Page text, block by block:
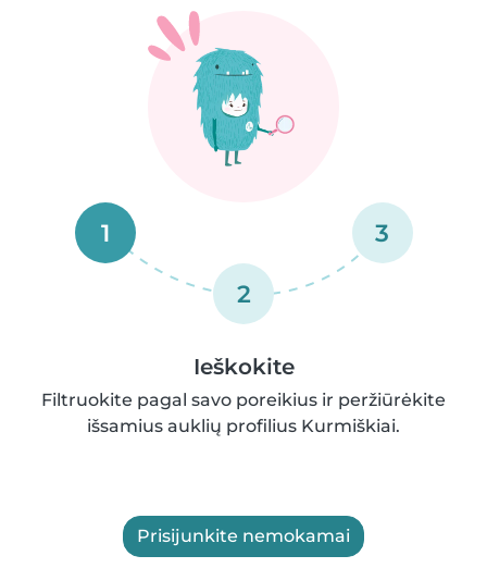
1
2
3
Ieškokite
Filtruokite pagal savo poreikius ir peržiūrėkite
išsamius auklių profilius Kurmiškiai.
Prisijunkite nemokamai